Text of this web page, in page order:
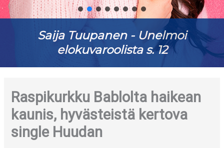
Saija Tuupanen - Unelmoi
elokuvaroolista s. 12
Raspikurkku Bablolta haikean
kaunis, hyvästeistä kertova
single Huudan